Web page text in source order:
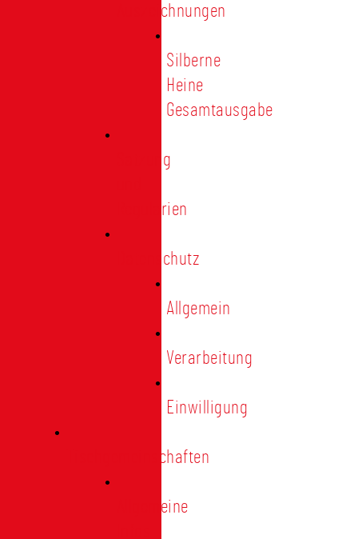
Auszeichnungen
Silberne
Heine
Gesamtausgabe
Satzung
Regularien
Datenschutz
Allgemein
Verarbeitung
Einwilligung
Tischgemeinschaften
Allgemeine